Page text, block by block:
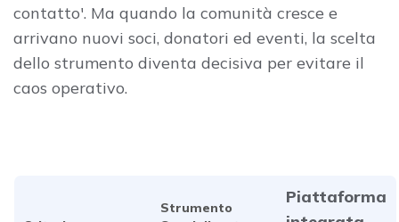
contatto'. Ma quando la comunità cresce e
arrivano nuovi soci, donatori ed eventi, la scelta
dello strumento diventa decisiva per evitare il
caos operativo.
Strumento
Piattaforma